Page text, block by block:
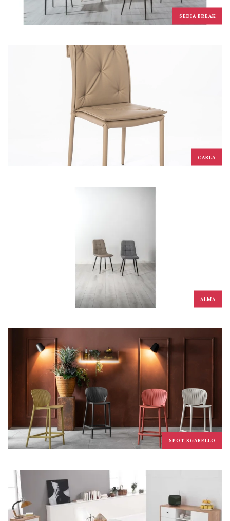
SEDIA BREAK
CARLA
ALMA
SPOT SGABELLO